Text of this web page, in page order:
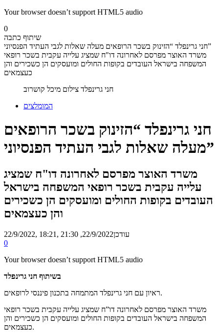
Your browser doesn’t support HTML5 audio
0
שיתוף כתבה
חני גרינפלד “הזינוק בשכר הרופאים מעלה שאלות לגבי העתיד הפנסיוני”
משרד האוצר מפרסם לאחרונה דו"ח שמציג עלייה עקבית בשכר רופאי
המשפחה בישראל העובדים בקופות החולים ומועסקים הן כשכירים והן
כעצמאים
חני גרינפלד צילום מיכל קושרוב
המומלצים
חני גרינפלד “הזינוק בשכר הרופאים
מעלה שאלות לגבי העתיד הפנסיוני”
משרד האוצר מפרסם לאחרונה דו"ח שמציג
עלייה עקבית בשכר רופאי המשפחה בישראל
העובדים בקופות החולים ומועסקים הן כשכירים
והן כעצמאים
22/9/2022, 18:21 , עודכן22/9/2022, 21:30
0
Your browser doesn’t support HTML5 audio
בשיתוף חני גרינפלד
ראיון עם חני גרינפלד המתמחה בתכנון פיננסי לרופאים.
משרד האוצר מפרסם לאחרונה דו”ח שמציג עלייה עקבית בשכר רופאי
המשפחה בישראל העובדים בקופות החולים ומועסקים הן כשכירים והן
כעצמאים.